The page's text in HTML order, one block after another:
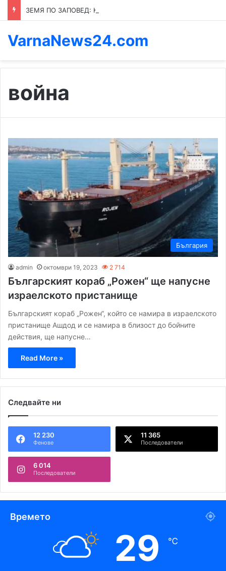
VarnaNews24.com
война
България
admin октомври 19, 2023 2 714
Българският кораб „Рожен“ ще напусне
израелското пристанище
Българският кораб „Рожен“, който се намира в израелското
пристанище Ашдод и се намира в близост до бойните
действия, ще напусне…
Read More »
Следвайте ни
12 230
Фенове
11 365
Последователи
6 014
Последователи
Времето
29 ℃